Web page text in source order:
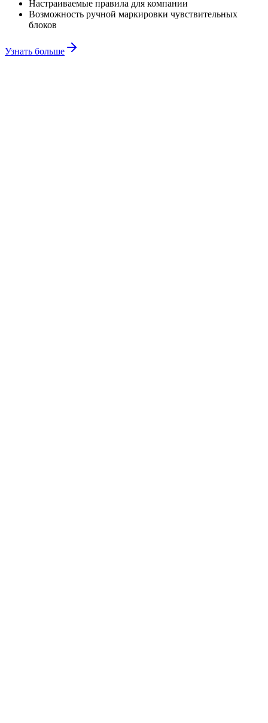
Настраиваемые правила для компании
Возможность ручной маркировки чувствительных
блоков
Узнать больше